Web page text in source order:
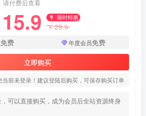
请付费后查看
15.9 限时特惠
￥29.9
免费 年度会员免费
立即购买
当前未登录！建议登陆后购买，可保存购买订单
可以直接购买，成为会员后全站资源终身